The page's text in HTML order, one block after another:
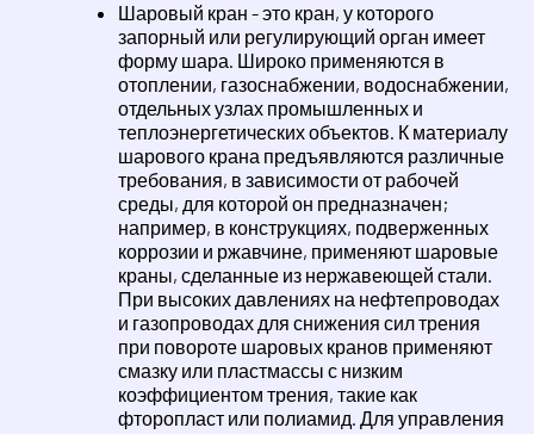
Шаровый кран - это кран, у которого
запорный или регулирующий орган имеет
форму шара. Широко применяются в
отоплении, газоснабжении, водоснабжении,
отдельных узлах промышленных и
теплоэнергетических объектов. К материалу
шарового крана предъявляются различные
требования, в зависимости от рабочей
среды, для которой он предназначен;
например, в конструкциях, подверженных
коррозии и ржавчине, применяют шаровые
краны, сделанные из нержавеющей стали.
При высоких давлениях на нефтепроводах
и газопроводах для снижения сил трения
при повороте шаровых кранов применяют
смазку или пластмассы с низким
коэффициентом трения, такие как
фторопласт или полиамид. Для управления